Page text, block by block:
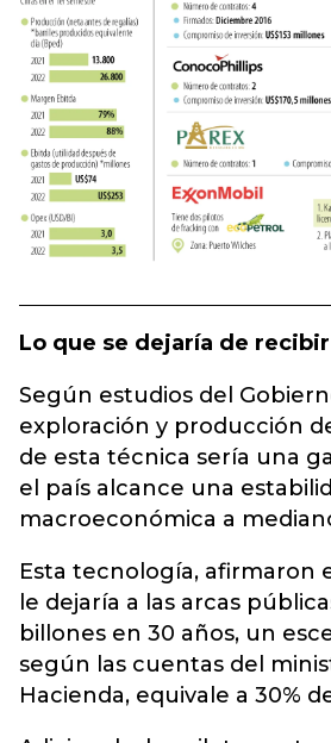
Lo que se dejaría de recibir
Según estudios del
exploración y producción
de esta técnica sería una
el país alcance una
macroeconómica a
Esta tecnología, afirmaron
le dejaría a las arcas
billones en 30 años, un
según las cuentas del
Hacienda, equivale a 30%